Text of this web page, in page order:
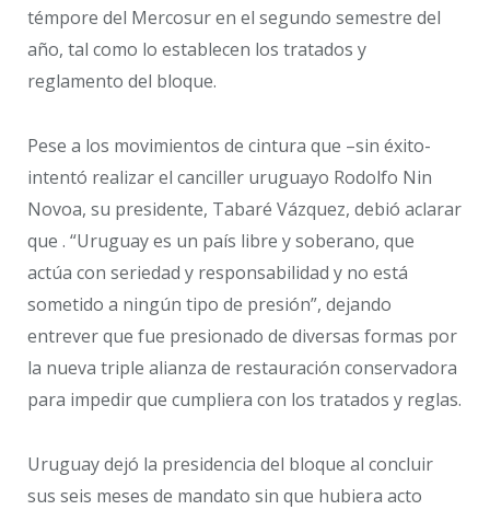
témpore del Mercosur en el segundo semestre del
año, tal como lo establecen los tratados y
reglamento del bloque.
Pese a los movimientos de cintura que –sin éxito-
intentó realizar el canciller uruguayo Rodolfo Nin
Novoa, su presidente, Tabaré Vázquez, debió aclarar
que . “Uruguay es un país libre y soberano, que
actúa con seriedad y responsabilidad y no está
sometido a ningún tipo de presión”, dejando
entrever que fue presionado de diversas formas por
la nueva triple alianza de restauración conservadora
para impedir que cumpliera con los tratados y reglas.
Uruguay dejó la presidencia del bloque al concluir
sus seis meses de mandato sin que hubiera acto